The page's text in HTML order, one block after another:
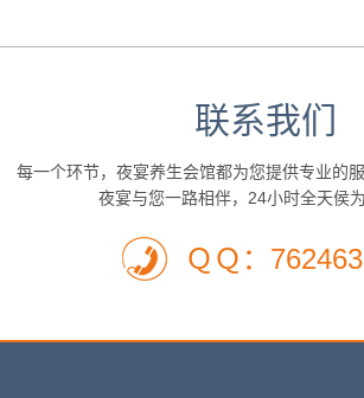
联系我们
每一个环节，夜宴养生会馆都为您提供专业的
夜宴与您一路相伴，24小时全天侯为
ＱＱ：